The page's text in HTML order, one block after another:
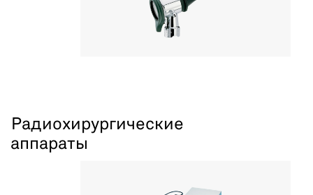
Радиохирургические
аппараты